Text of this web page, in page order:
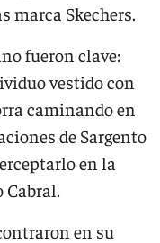
marca Skechers.
fueron clave:
vestido con
caminando en
de Sargento
en la
Cabral.
en su